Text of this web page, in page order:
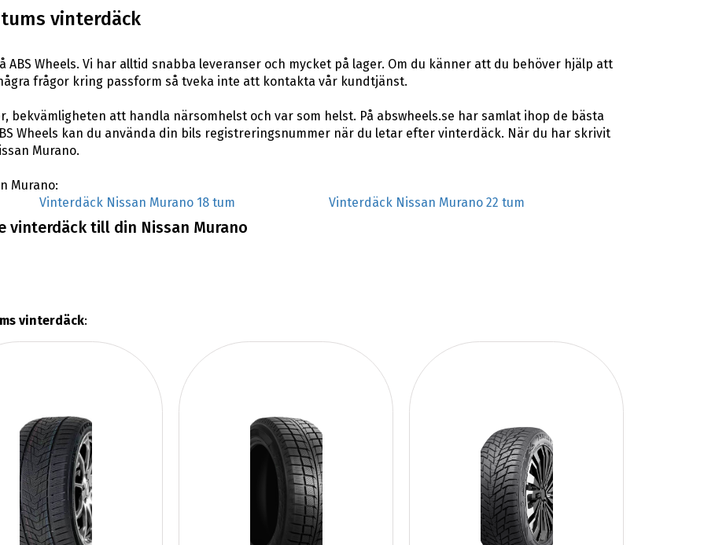
vinterdäck
ABS Wheels. Vi har alltid snabba leveranser och mycket på lager. Om du känner att du behöver hjälp att
frågor kring passform så tveka inte att kontakta vår kundtjänst.
bekvämligheten att handla närsomhelst och var som helst. På abswheels.se har samlat ihop de bästa
Wheels kan du använda din bils registreringsnummer när du letar efter vinterdäck. När du har skrivit
Murano.
Murano:
Vinterdäck Nissan Murano 18 tum Vinterdäck Nissan Murano 22 tum
vinterdäck till din Nissan Murano
vinterdäck: